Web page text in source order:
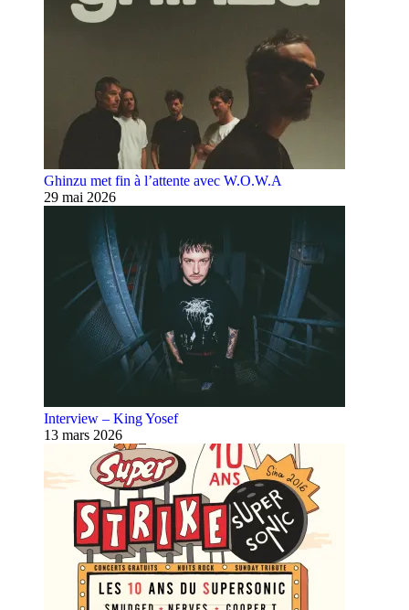
Ghinzu met fin à l’attente avec W.O.W.A
29 mai 2026
Interview – King Yosef
13 mars 2026